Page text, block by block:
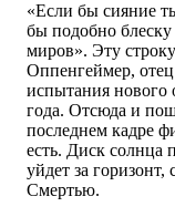
«Если бы сияние
бы подобно
миров». Эту
Оппенгеймер,
испытания
года. Отсюда и
последнем кадре
есть. Диск солнца
уйдет за
Смертью.